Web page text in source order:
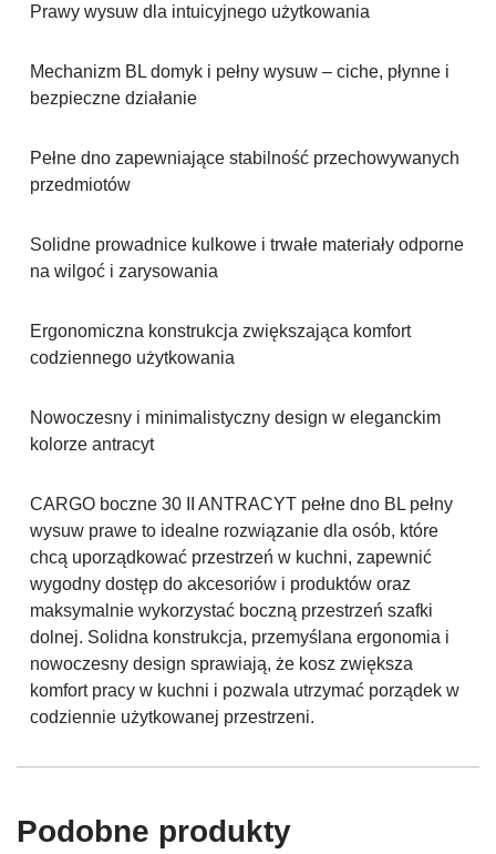
Prawy wysuw dla intuicyjnego użytkowania
Mechanizm BL domyk i pełny wysuw – ciche, płynne i
bezpieczne działanie
Pełne dno zapewniające stabilność przechowywanych
przedmiotów
Solidne prowadnice kulkowe i trwałe materiały odporne
na wilgoć i zarysowania
Ergonomiczna konstrukcja zwiększająca komfort
codziennego użytkowania
Nowoczesny i minimalistyczny design w eleganckim
kolorze antracyt
CARGO boczne 30 II ANTRACYT pełne dno BL pełny
wysuw prawe to idealne rozwiązanie dla osób, które
chcą uporządkować przestrzeń w kuchni, zapewnić
wygodny dostęp do akcesoriów i produktów oraz
maksymalnie wykorzystać boczną przestrzeń szafki
dolnej. Solidna konstrukcja, przemyślana ergonomia i
nowoczesny design sprawiają, że kosz zwiększa
komfort pracy w kuchni i pozwala utrzymać porządek w
codziennie użytkowanej przestrzeni.
Podobne produkty